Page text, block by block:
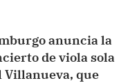
anuncia la
de viola sola
Villanueva, que